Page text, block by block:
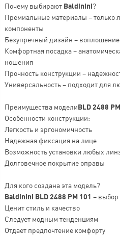
Почему выбирают Baldinini?
Премиальные материалы – только
компоненты
Безупречный дизайн –
Комфортная посадка –
ношения
Прочность конструкции –
Универсальность – подходит для
Преимущества моделиBLD 2488
Особенности конструкции:
Легкость и эргономичность
Надежная фиксация на лице
Возможность установки любых
Долговечное покрытие оправы
Для кого создана эта модель?
Baldinini BLD 2488 PM 101 – выбор
Ценит стиль и качество
Следует модным тенденциям
Отдает предпочтение комфорту